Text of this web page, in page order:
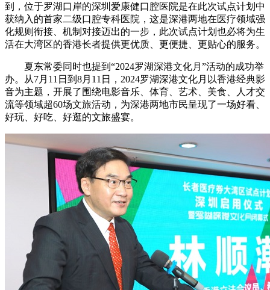
到，位于罗湖口岸的深圳爱康健口腔医院是在此次试点计划中
获纳入的首家二级口腔专科医院，这是深港两地在医疗领域强
化规则衔接、机制对接迈出的一步，此次试点计划也必将为生
活在大湾区的香港长者提供更优质、更便捷、更贴心的服务。
夏东常委同时也提到“2024罗湖深港文化月”活动的成功举
办。从7月11日到8月11日，2024罗湖深港文化月以香港经典影
音为主题，开展了围绕电影音乐、体育、艺术、美食、人才交
流等领域超60场文旅活动，为深港两地市民呈现了一场好看、
好玩、好吃、好逛的文旅盛宴。